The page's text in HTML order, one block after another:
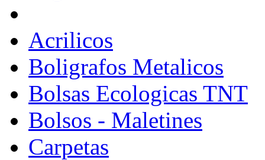
Acrilicos
Boligrafos Metalicos
Bolsas Ecologicas TNT
Bolsos - Maletines
Carpetas